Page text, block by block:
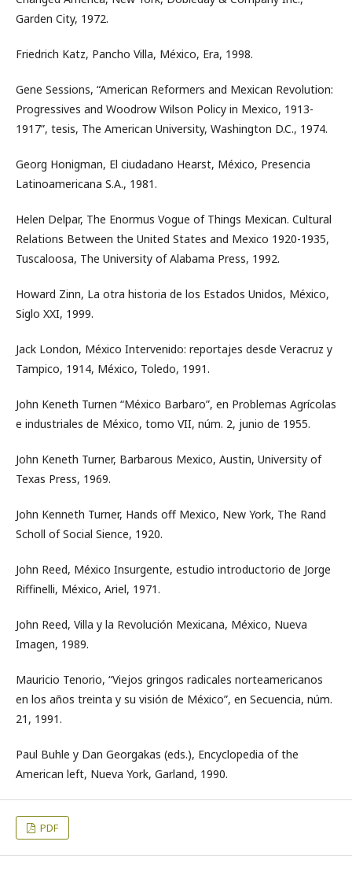
Garden City, 1972.
Friedrich Katz, Pancho Villa, México, Era, 1998.
Gene Sessions, “American Reformers and Mexican Revolution:
Progressives and Woodrow Wilson Policy in Mexico, 1913-
1917”, tesis, The American University, Washington D.C., 1974.
Georg Honigman, El ciudadano Hearst, México, Presencia
Latinoamericana S.A., 1981.
Helen Delpar, The Enormus Vogue of Things Mexican. Cultural
Relations Between the United States and Mexico 1920-1935,
Tuscaloosa, The University of Alabama Press, 1992.
Howard Zinn, La otra historia de los Estados Unidos, México,
Siglo XXI, 1999.
Jack London, México Intervenido: reportajes desde Veracruz y
Tampico, 1914, México, Toledo, 1991.
John Keneth Turnen “México Barbaro”, en Problemas Agrícolas
e industriales de México, tomo VII, núm. 2, junio de 1955.
John Keneth Turner, Barbarous Mexico, Austin, University of
Texas Press, 1969.
John Kenneth Turner, Hands off Mexico, New York, The Rand
Scholl of Social Sience, 1920.
John Reed, México Insurgente, estudio introductorio de Jorge
Riffinelli, México, Ariel, 1971.
John Reed, Villa y la Revolución Mexicana, México, Nueva
Imagen, 1989.
Mauricio Tenorio, “Viejos gringos radicales norteamericanos
en los años treinta y su visión de México”, en Secuencia, núm.
21, 1991.
Paul Buhle y Dan Georgakas (eds.), Encyclopedia of the
American left, Nueva York, Garland, 1990.
PDF